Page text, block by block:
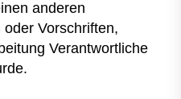
anderen
Vorschriften,
Verantwortliche